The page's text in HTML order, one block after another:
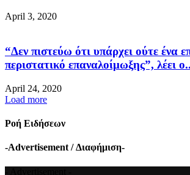
April 3, 2020
“Δεν πιστεύω ότι υπάρχει ούτε ένα
περιστατικό επαναλοίμωξης”, λέει
April 24, 2020
Load more
Ροή Ειδήσεων
-Advertisement / Διαφήμιση-